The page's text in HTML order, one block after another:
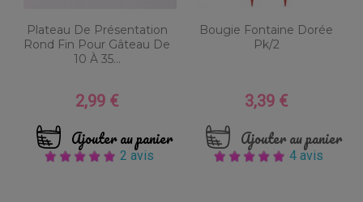
Plateau De Présentation
Rond Fin Pour Gâteau De
10 À 35...
Prix
2,99 €
Ajouter au panier
2 avis
Bougie Fontaine Dorée
Pk/2
Prix
3,39 €
Ajouter au panier
4 avis